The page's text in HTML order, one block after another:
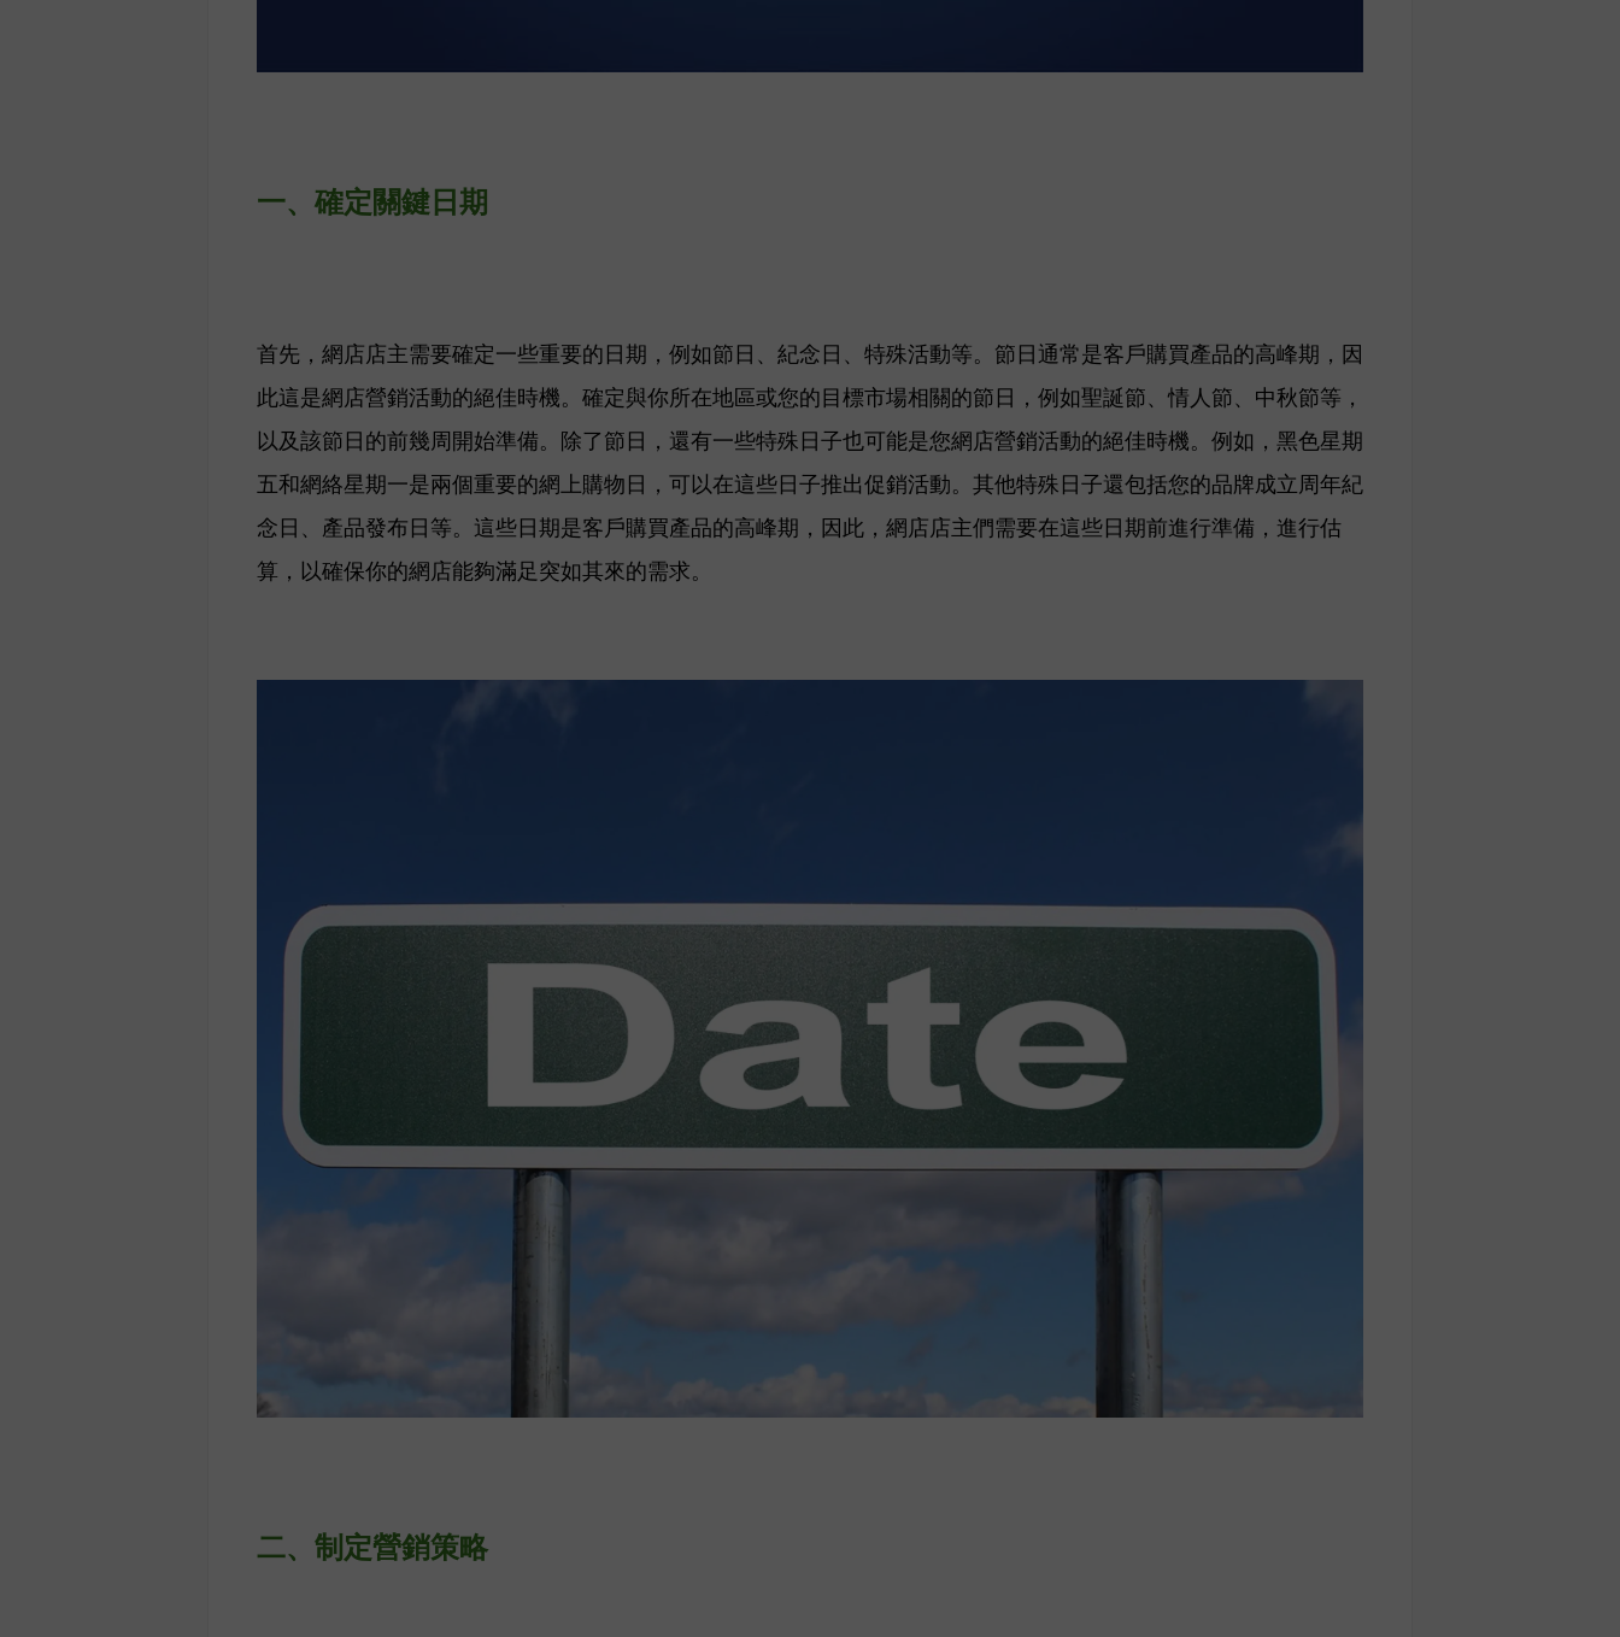
一、 確定關鍵日期
首先，網店店主需要確定一些重要的日期，例如節日、紀念日、特殊活動等。節日通常是客戶購買產品的高峰期，因
此這是網店營銷活動的絕佳時機。確定與你所在地區或您的目標市場相關的節日，例如聖誕節、情人節、中秋節等，
以及該節日的前幾周開始準備。除了節日，還有一些特殊日子也可能是您網店營銷活動的絕佳時機。例如，黑色星期
五和網絡星期一是兩個重要的網上購物日，可以在這些日子推出促銷活動。其他特殊日子還包括您的品牌成立周年紀
念日、產品發布日等。這些日期是客戶購買產品的高峰期，因此，網店店主們需要在這些日期前進行準備，進行估
算，以確保你的網店能夠滿足突如其來的需求。
二、 制定營銷策略